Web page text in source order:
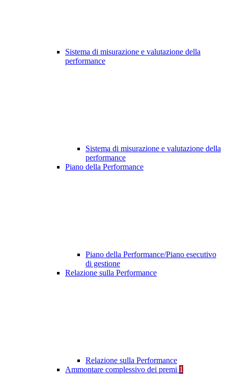
Sistema di misurazione e valutazione della
performance
Sistema di misurazione e valutazione della
performance
Piano della Performance
Piano della Performance/Piano esecutivo
di gestione
Relazione sulla Performance
Relazione sulla Performance
Ammontare complessivo dei premi 1